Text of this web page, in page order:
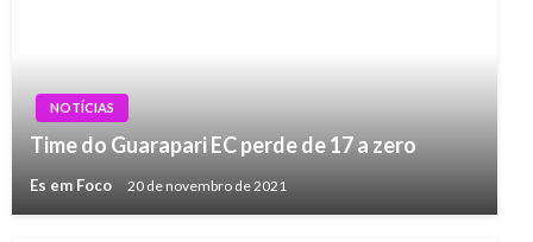
NOTÍCIAS
Time do Guarapari EC perde de 17 a zero
Es em Foco 20 de novembro de 2021